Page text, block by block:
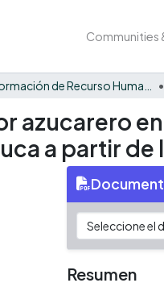
Communities
azucarero
a partir
Resumen